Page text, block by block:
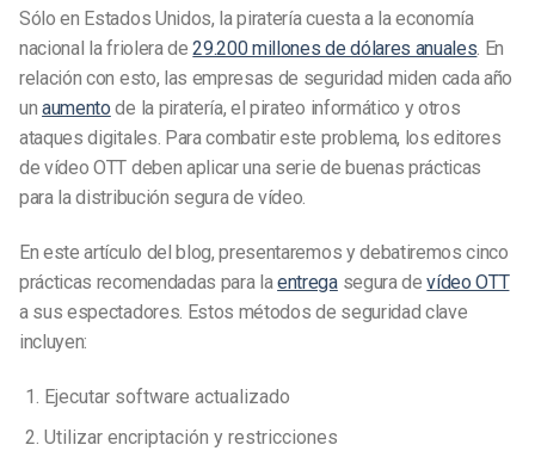
Sólo en Estados Unidos, la piratería cuesta a la economía
nacional la friolera de29.200 millones de dólares anuales. En
relación con esto, las empresas de seguridad miden cada año
unaumento de la piratería, el pirateo informático y otros
ataques digitales. Para combatir este problema, los editores
de vídeo OTT deben aplicar una serie de buenas prácticas
para la distribución segura de vídeo.
En este artículo del blog, presentaremos y debatiremos cinco
prácticas recomendadas para laentregasegura devídeo OTT
a sus espectadores. Estos métodos de seguridad clave
incluyen:
Ejecutar software actualizado
Utilizar encriptación y restricciones